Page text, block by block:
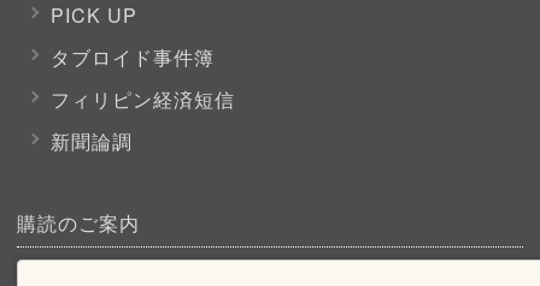
PICK UP
タブロイド事件簿
フィリピン経済短信
新聞論調
購読のご案内